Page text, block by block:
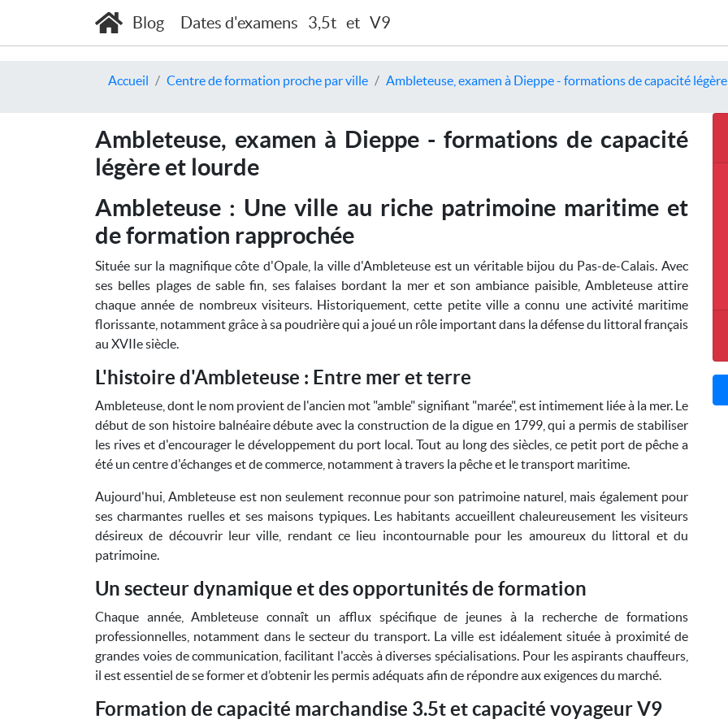
Blog Dates d'examens 3,5t et V9
Accueil Centre de formation proche par ville Ambleteuse, examen à Dieppe - formations de capacité
Ambleteuse, examen à Dieppe - formations de capacité
légère et lourde
Ambleteuse : Une ville au riche patrimoine maritime et
de formation rapprochée
Située sur la magnifique côte d'Opale, la ville d'Ambleteuse est un véritable bijou du Pas-de-Calais. Avec
ses belles plages de sable fin, ses falaises bordant la mer et son ambiance paisible, Ambleteuse attire
chaque année de nombreux visiteurs. Historiquement, cette petite ville a connu une activité maritime
florissante, notamment grâce à sa poudrière qui a joué un rôle important dans la défense du littoral français
au XVIIe siècle.
L'histoire d'Ambleteuse : Entre mer et terre
Ambleteuse, dont le nom provient de l'ancien mot "amble" signifiant "marée", est intimement liée à la mer. Le
début de son histoire balnéaire débute avec la construction de la digue en 1799, qui a permis de stabiliser
les rives et d'encourager le développement du port local. Tout au long des siècles, ce petit port de pêche a
été un centre d'échanges et de commerce, notamment à travers la pêche et le transport maritime.
Aujourd'hui, Ambleteuse est non seulement reconnue pour son patrimoine naturel, mais également pour
ses charmantes ruelles et ses maisons typiques. Les habitants accueillent chaleureusement les visiteurs
désireux de découvrir leur ville, rendant ce lieu incontournable pour les amoureux du littoral et du
patrimoine.
Un secteur dynamique et des opportunités de formation
Chaque année, Ambleteuse connaît un afflux spécifique de jeunes à la recherche de formations
professionnelles, notamment dans le secteur du transport. La ville est idéalement située à proximité de
grandes voies de communication, facilitant l'accès à diverses spécialisations. Pour les aspirants chauffeurs,
il est essentiel de se former et d’obtenir les permis adéquats afin de répondre aux exigences du marché.
Formation de capacité marchandise 3.5t et capacité voyageur V9